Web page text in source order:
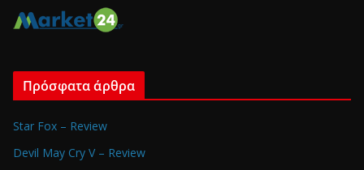
Πρόσφατα άρθρα
Star Fox – Review
Devil May Cry V – Review